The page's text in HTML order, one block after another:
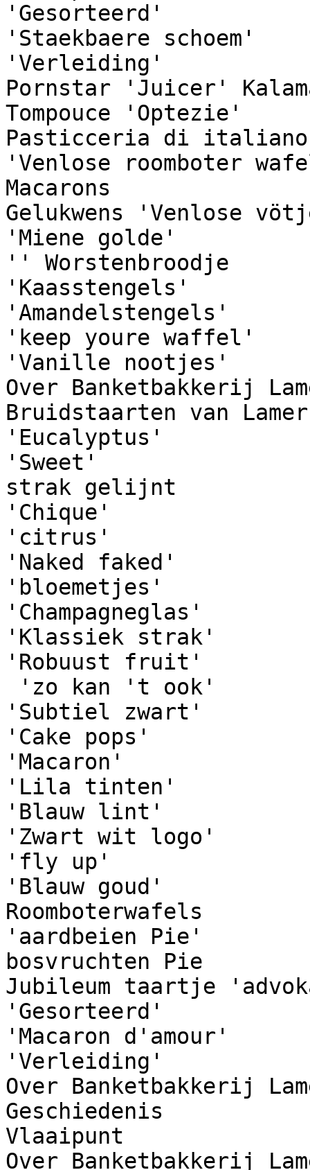
'Gesorteerd'
'Staekbaere schoem'
'Verleiding'
Pornstar 'Juicer'
Tompouce 'Optezie'
Pasticceria di
'Venlose roomboter
Macarons
Gelukwens 'Venlose
'Miene golde'
'' Worstenbroodje
'Kaasstengels'
'Amandelstengels'
'keep youre waffel'
'Vanille nootjes'
Over Banketbakkerij
Bruidstaarten van
'Eucalyptus'
'Sweet'
strak gelijnt
'Chique'
'citrus'
'Naked faked'
'bloemetjes'
'Champagneglas'
'Klassiek strak'
'Robuust fruit'
'Subtiel zwart'
'Cake pops'
'Macaron'
'Lila tinten'
'Blauw lint'
'Zwart wit logo'
'fly up'
'Blauw goud'
Roomboterwafels
'aardbeien Pie'
bosvruchten Pie
Jubileum taartje
'Gesorteerd'
'Macaron d'amour'
'Verleiding'
Over Banketbakkerij
Geschiedenis
Vlaaipunt
Over Banketbakkerij